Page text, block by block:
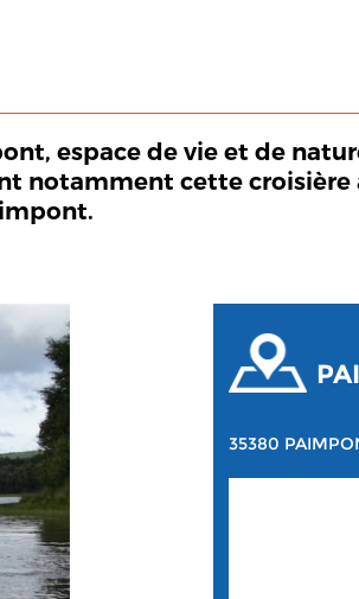
espace de vie et de
notamment cette
35380